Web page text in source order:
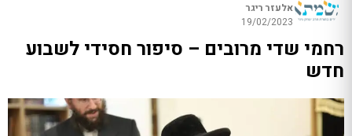
אלעזר ריגר
19/02/2023
רחמי שדי מרובים – סיפור חסידי לשבוע
חדש